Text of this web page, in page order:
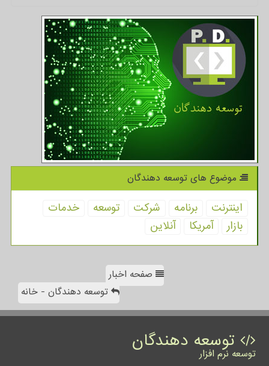
موضوع های توسعه دهندگان
اینترنت برنامه شركت توسعه
خدمات
بازار
آمریكا آنلاین
صفحه اخبار
توسعه دهندگان - خانه
توسعه دهندگان
توسعه نرم افزار